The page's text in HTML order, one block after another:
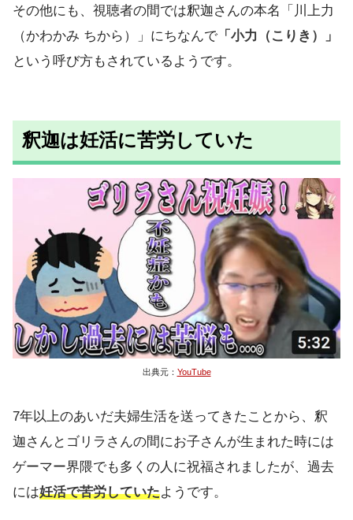
その他にも、視聴者の間では釈迦さんの本名「川上力
（かわかみ ちから）」にちなんで 「小力（こりき）」
という呼び方もされているようです。
釈迦は妊活に苦労していた
出典元： YouTube
7年以上のあいだ夫婦生活を送ってきたことから、釈
迦さんとゴリラさんの間にお子さんが生まれた時には
ゲーマー界隈でも多くの人に祝福されましたが、過去
には妊活で苦労していたようです。